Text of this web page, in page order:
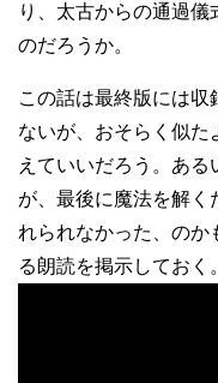
り、太古からの通過
のだろうか。
この話は最終版には収
ないが、おそらく似
えていいだろう。あ
が、最後に魔法を解く
れられなかった、のか
る朗読を掲示しておく。